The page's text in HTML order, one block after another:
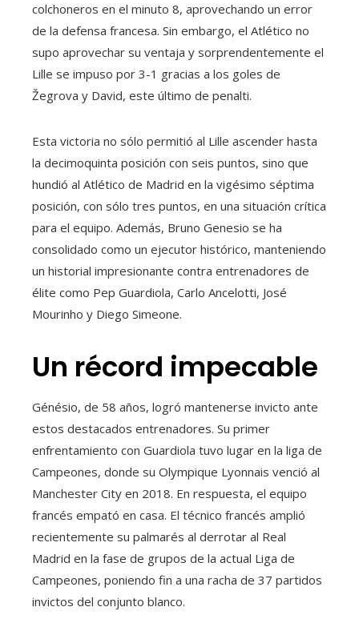
colchoneros en el minuto 8, aprovechando un error
de la defensa francesa. Sin embargo, el Atlético no
supo aprovechar su ventaja y sorprendentemente el
Lille se impuso por 3-1 gracias a los goles de
Žegrova y David, este último de penalti.
Esta victoria no sólo permitió al Lille ascender hasta
la decimoquinta posición con seis puntos, sino que
hundió al Atlético de Madrid en la vigésimo séptima
posición, con sólo tres puntos, en una situación crítica
para el equipo. Además, Bruno Genesio se ha
consolidado como un ejecutor histórico, manteniendo
un historial impresionante contra entrenadores de
élite como Pep Guardiola, Carlo Ancelotti, José
Mourinho y Diego Simeone.
Un récord impecable
Génésio, de 58 años, logró mantenerse invicto ante
estos destacados entrenadores. Su primer
enfrentamiento con Guardiola tuvo lugar en la liga de
Campeones, donde su Olympique Lyonnais venció al
Manchester City en 2018. En respuesta, el equipo
francés empató en casa. El técnico francés amplió
recientemente su palmarés al derrotar al Real
Madrid en la fase de grupos de la actual Liga de
Campeones, poniendo fin a una racha de 37 partidos
invictos del conjunto blanco.